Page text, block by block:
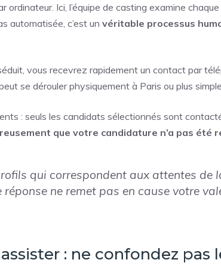
ordinateur. Ici, l’équipe de casting examine
automatisée, c’est un véritable processus
vous recevrez rapidement un contact par
se dérouler physiquement à Paris ou plus
: seuls les candidats sélectionnés sont
que votre candidature n’a pas été
qui correspondent aux attentes de
réponse ne remet pas en cause votre
: ne confondez pas